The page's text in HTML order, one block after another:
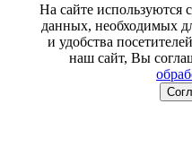
На сайте используются
данных, необходимых
и удобства
наш сайт, Вы